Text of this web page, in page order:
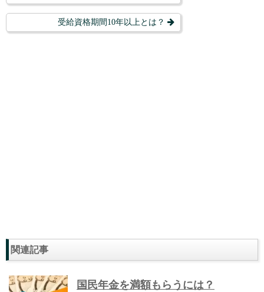
受給資格期間10年以上とは？
関連記事
国民年金を満額もらうには？